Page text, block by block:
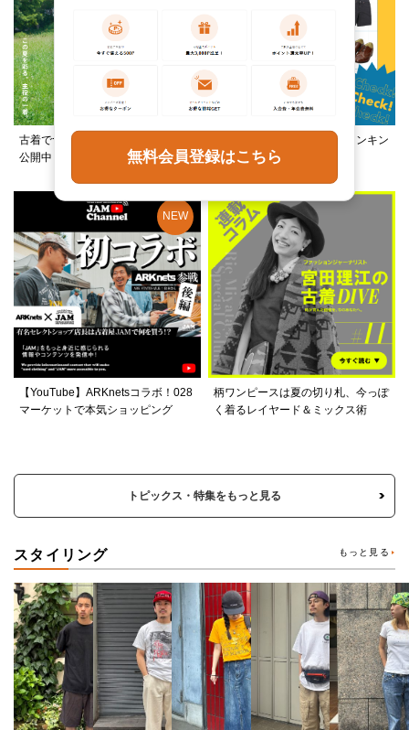
古着でつくる、夏フェススタイルを
公開中！
この夏何着る？カテゴリ別ランキン
グ公開中！
【YouTube】ARKnetsコラボ！028
マーケットで本気ショッピング
柄ワンピースは夏の切り札、今っぽ
く着るレイヤード＆ミックス術
トピックス・特集をもっと見る
スタイリング もっと見る
無料会員登録はこちら